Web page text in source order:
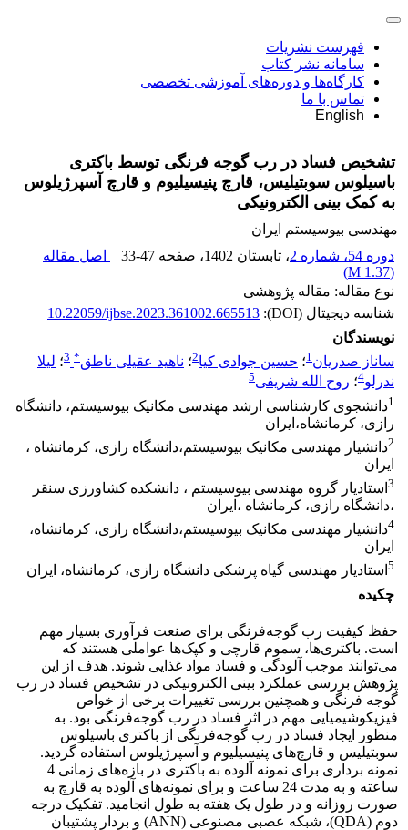
فهرست نشریات
سامانه نشر کتاب
کارگاه‌ها و دوره‌های آموزشی تخصصی
تماس با ما
English
تشخیص فساد در رب گوجه فرنگی توسط باکتری
باسیلوس سوبتیلیس، قارچ پنیسیلیوم و قارچ آسپرژیلوس
به کمک بینی الکترونیکی
مهندسی بیوسیستم ایران
دوره 54، شماره 2
، تابستان 1402 ، صفحه 33-47
اصل مقاله
(
1.37 M
)
نوع مقاله: مقاله پژوهشی
شناسه دیجیتال (DOI):
10.22059/ijbse.2023.361002.665513
نویسندگان
ساناز صدریان1؛ حسین جوادی کیا2؛ ناهید عقیلی ناطق*
3؛ لیلا
ندرلو4؛ روح الله شریفی5
1دانشجوی کارشناسی ارشد مهندسی مکانیک بیوسیستم، دانشگاه
رازی، کرمانشاه،ایران
2دانشیار مهندسی مکانیک بیوسیستم،دانشگاه رازی، کرمانشاه ،
ایران
3 استادیار گروه مهندسی بیوسیستم ، دانشکده کشاورزی سنقر
،دانشگاه رازی، کرمانشاه ،ایران
4دانشیار مهندسی مکانیک بیوسیستم،دانشگاه رازی، کرمانشاه،
ایران
5 استادیار مهندسی گیاه پزشکی دانشگاه رازی، کرمانشاه، ایران
چکیده
حفظ کیفیت رب گوجه‌فرنگی برای صنعت فرآوری بسیار مهم
است. باکتری‌ها، سموم قارچی و کپک‌ها عواملی هستند که
می‌توانند موجب آلودگی و فساد مواد غذایی شوند. هدف از این
پژوهش بررسی عملکرد بینی الکترونیکی در تشخیص فساد در رب
گوجه فرنگی و همچنین بررسی تغییرات برخی از خواص
فیزیکوشیمیایی مهم در اثر فساد در رب گوجه‌فرنگی بود. به
منظور ایجاد فساد در رب گوجه‌فرنگی از باکتری باسیلوس
سوبتیلیس و قارچ‌های پنیسیلیوم و آسپرژیلوس استفاده گردید.
نمونه برداری برای نمونه آلوده به باکتری در بازه‌های زمانی 4
ساعته و به مدت 24 ساعت و برای نمونه‌های آلوده به قارچ به
صورت روزانه و در طول یک هفته به طول انجامید. تفکیک درجه
دوم (QDA)، شبکه عصبی مصنوعی (ANN) و بردار پشتیبان